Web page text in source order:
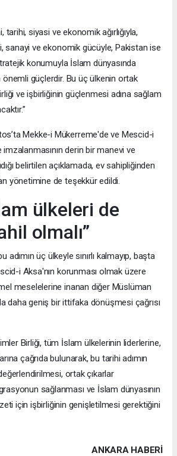
tarihi, siyasi ve ekonomik ağırlığıyla,
sanayi ve ekonomik gücüyle, Pakistan ise
konumuyla İslam dünyasında
güçlerdir. Bu üç ülkenin ortak
ve işbirliğinin güçlenmesi adına sağlam
Mekke-i Mükerreme'de ve Mescid-i
derin bir manevi ve
belirtilen açıklamada, ev sahipliğinden
yönetimine de teşekkür edildi.
ülkeleri de
olmalı”
adımın üç ülkeyle sınırlı kalmayıp, başta
i Aksa'nın korunması olmak üzere
meselelerine inanan diğer Müslüman
daha geniş bir ittifaka dönüşmesi çağrısı
Birliği, tüm İslam ülkelerinin liderlerine,
çağrıda bulunarak, bu tarihi adımın
ortak çıkarlar
sağlanması ve İslam dünyasının
için işbirliğinin genişletilmesi gerektiğini
ANKARA HABERİ